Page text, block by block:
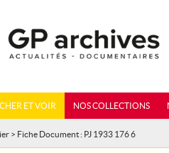
ET VOIR NOS COLLECTIONS
> Fiche Document : PJ 1933 176 6